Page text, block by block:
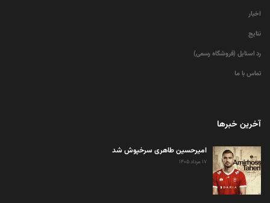
اخبار
نتایج
رد استایل (فروشگاه رسمی)
تماس با ما
آخرین خبرها
امیرحسین طاهری سرخپوش شد
۱۷ مرداد ۱۴۰۵